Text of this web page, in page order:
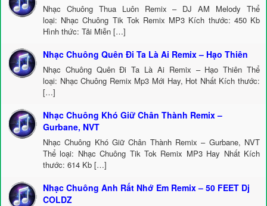
Nhạc Chuông Thua Luôn Remix – DJ AM Melody Thể
loại: Nhạc Chuông Tik Tok Remix MP3 Kích thước: 450 Kb
Hình thức: Tải Miễn […]
Nhạc Chuông Quên Đi Ta Là Ai Remix – Hạo Thiên
Nhạc Chuông Quên Đi Ta Là Ai Remix – Hạo Thiên Thể
loại: Nhạc Chuông Remix Mp3 Mới Hay, Hot Nhất Kích thước:
[…]
Nhạc Chuông Khó Giữ Chân Thành Remix –
Gurbane, NVT
Nhạc Chuông Khó Giữ Chân Thành Remix – Gurbane, NVT
Thể loại: Nhạc Chuông Tik Tok Remix MP3 Hay Nhất Kích
thước: 614 Kb […]
Nhạc Chuông Anh Rất Nhớ Em Remix – 50 FEET Dj
COLDZ